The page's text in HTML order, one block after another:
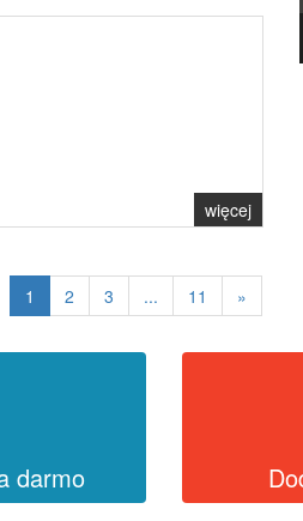
więcej
1 2 3 ... 11 »
darmo